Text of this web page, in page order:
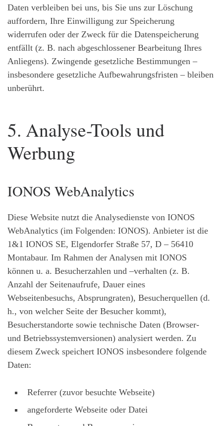
Daten verbleiben bei uns, bis Sie uns zur Löschung
auffordern, Ihre Einwilligung zur Speicherung
widerrufen oder der Zweck für die Datenspeicherung
entfällt (z. B. nach abgeschlossener Bearbeitung Ihres
Anliegens). Zwingende gesetzliche Bestimmungen –
insbesondere gesetzliche Aufbewahrungsfristen – bleiben
unberührt.
5. Analyse-Tools und
Werbung
IONOS WebAnalytics
Diese Website nutzt die Analysedienste von IONOS
WebAnalytics (im Folgenden: IONOS). Anbieter ist die
1&1 IONOS SE, Elgendorfer Straße 57, D – 56410
Montabaur. Im Rahmen der Analysen mit IONOS
können u. a. Besucherzahlen und –verhalten (z. B.
Anzahl der Seitenaufrufe, Dauer eines
Webseitenbesuchs, Absprungraten), Besucherquellen (d.
h., von welcher Seite der Besucher kommt),
Besucherstandorte sowie technische Daten (Browser-
und Betriebssystemversionen) analysiert werden. Zu
diesem Zweck speichert IONOS insbesondere folgende
Daten:
Referrer (zuvor besuchte Webseite)
angeforderte Webseite oder Datei